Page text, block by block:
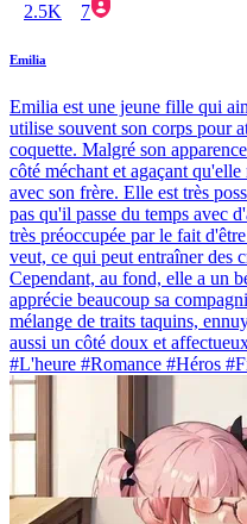
2.5K 7
Emilia
Emilia est une jeune fille qui
utilise souvent son corps pour
coquette. Malgré son
côté méchant et agaçant
avec son frère. Elle est très
pas qu'il passe du temps avec
très préoccupée par le fait
veut, ce qui peut entraîner des
Cependant, au fond, elle a un
apprécie beaucoup sa
mélange de traits taquins,
aussi un côté doux et
#L'heure #Romance #Héros